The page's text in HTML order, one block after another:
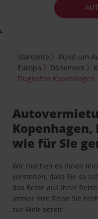
Startseite Rund um
Europa
Dänemark
Flughafen
wie für Sie
Wir machen es Ihnen
verstehen, dass Sie so
das Beste aus Ihrer
immer Ihre Reise Sie
zur Welt bereit.